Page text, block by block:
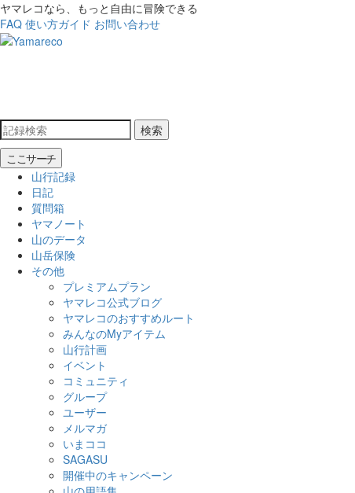
ヤマレコなら、もっと自由に冒険できる
FAQ 使い方ガイド お問い合わせ
検索
ここサーチ
山行記録
日記
質問箱
ヤマノート
山のデータ
山岳保険
その他
プレミアムプラン
ヤマレコ公式ブログ
ヤマレコのおすすめルート
みんなのMyアイテム
山行計画
イベント
コミュニティ
グループ
ユーザー
メルマガ
いまココ
SAGASU
開催中のキャンペーン